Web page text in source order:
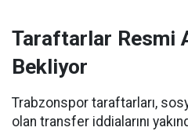
Taraftarlar Resmi
Bekliyor
Trabzonspor taraftarları,
olan transfer iddialarını